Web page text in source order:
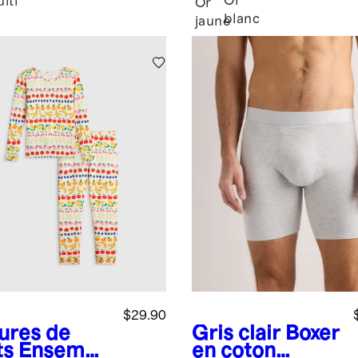
serti à quatre
griffes - 1
carat au total
Or
jauneblanc
de
Ensembl
$29.90
Gris clair Boxer
en coton